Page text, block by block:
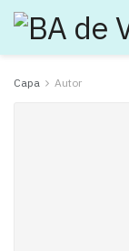
Capa Autor